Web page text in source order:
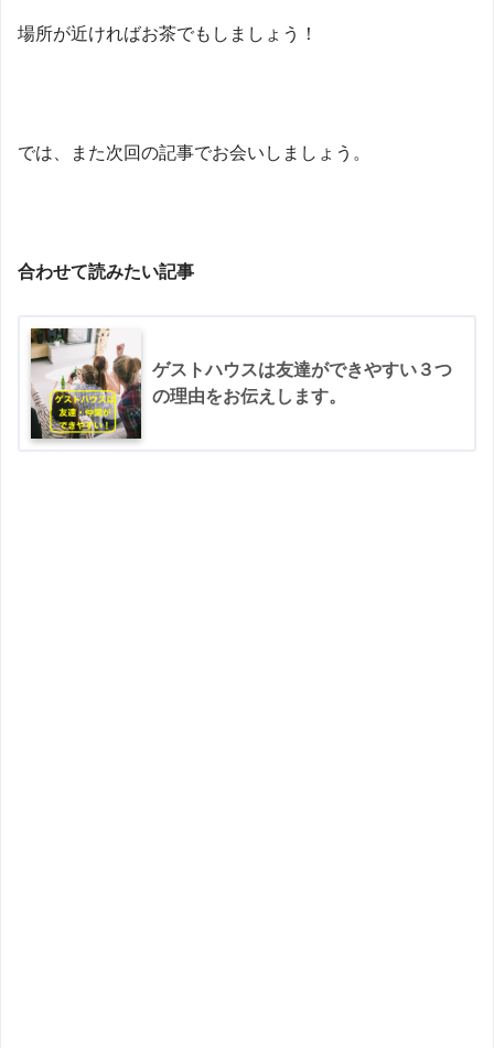
場所が近ければお茶でもしましょう！
では、また次回の記事でお会いしましょう。
合わせて読みたい記事
ゲストハウスは友達ができやすい３つ
の理由をお伝えします。